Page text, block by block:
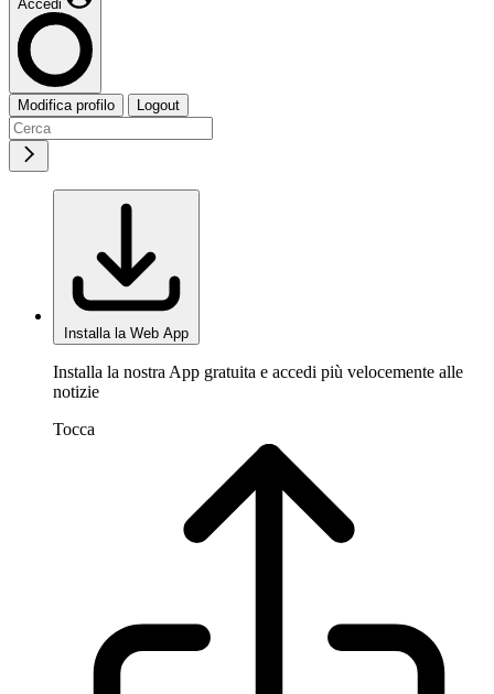
Accedi
Modifica profilo Logout
Installa la Web App
Installa la nostra App gratuita e accedi più velocemente alle
notizie
Tocca